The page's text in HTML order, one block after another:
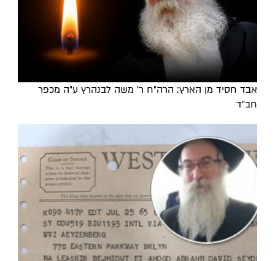
אבד חסיד מן הארץ: הרה"ח ר' משה לבנהרץ ע"ה מכפר
חב"ד